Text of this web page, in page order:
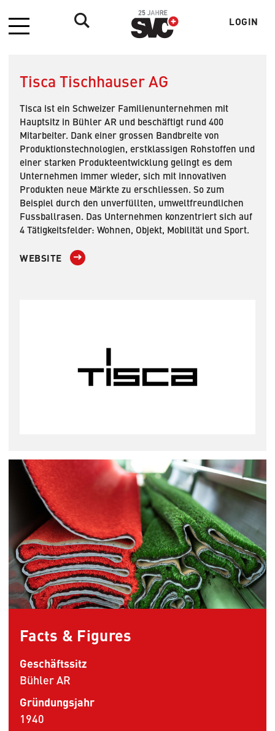
Menü LOGIN
Tisca Tischhauser AG
Tisca ist ein Schweizer Familienunternehmen mit
Hauptsitz in Bühler AR und beschäftigt rund 400
Mitarbeiter. Dank einer grossen Bandbreite von
Produktionstechnologien, erstklassigen Rohstoffen und
einer starken Produkteentwicklung gelingt es dem
Unternehmen immer wieder, sich mit innovativen
Produkten neue Märkte zu erschliessen. So zum
Beispiel durch den unverfüllten, umweltfreundlichen
Fussballrasen. Das Unternehmen konzentriert sich auf
4 Tätigkeitsfelder: Wohnen, Objekt, Mobilität und Sport.
WEBSITE
Facts & Figures
Geschäftssitz
Bühler AR
Gründungsjahr
1940